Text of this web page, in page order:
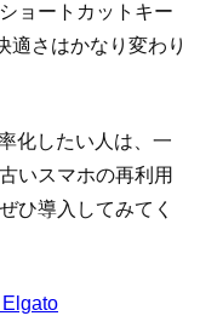
ョートカットキー
適さはかなり変わり
化したい人は、一
いスマホの再利用
ひ導入してみてく